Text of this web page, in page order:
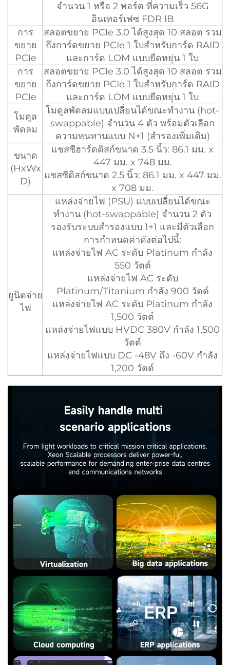
จำนวน 1 หรือ 2 พอร์ต ที่ความเร็ว 56G
อินเทอร์เฟซ FDR IB
การ
ขยาย
PCIe
สลอตขยาย PCIe 3.0 ได้สูงสุด 10 สลอต รวม
ถึงการ์ดขยาย PCIe 1 ใบสำหรับการ์ด RAID
และการ์ด LOM แบบยืดหยุ่น 1 ใบ
การ
ขยาย
PCIe
สลอตขยาย PCIe 3.0 ได้สูงสุด 10 สลอต รวม
ถึงการ์ดขยาย PCIe 1 ใบสำหรับการ์ด RAID
และการ์ด LOM แบบยืดหยุ่น 1 ใบ
โมดูล
พัดลม
โมดูลพัดลมแบบเปลี่ยนได้ขณะทำงาน (hot-
swappable) จำนวน 4 ตัว พร้อมตัวเลือก
ความทนทานแบบ N+1 (สำรองเพิ่มเติม)
ขนาด
(HxWx
D)
แชสซีฮาร์ดดิสก์ขนาด 3.5 นิ้ว: 86.1 มม. x
447 มม. x 748 มม.
แชสซีดิสก์ขนาด 2.5 นิ้ว: 86.1 มม. x 447 มม.
x 708 มม.
ยูนิตจ่าย
ไฟ
แหล่งจ่ายไฟ (PSU) แบบเปลี่ยนได้ขณะ
ทำงาน (hot-swappable) จำนวน 2 ตัว
รองรับระบบสำรองแบบ 1+1 และมีตัวเลือก
การกำหนดค่าดังต่อไปนี้:
แหล่งจ่ายไฟ AC ระดับ Platinum กำลัง
550 วัตต์
แหล่งจ่ายไฟ AC ระดับ
Platinum/Titanium กำลัง 900 วัตต์
แหล่งจ่ายไฟ AC ระดับ Platinum กำลัง
1,500 วัตต์
แหล่งจ่ายไฟแบบ HVDC 380V กำลัง 1,500
วัตต์
แหล่งจ่ายไฟแบบ DC -48V ถึง -60V กำลัง
1,200 วัตต์